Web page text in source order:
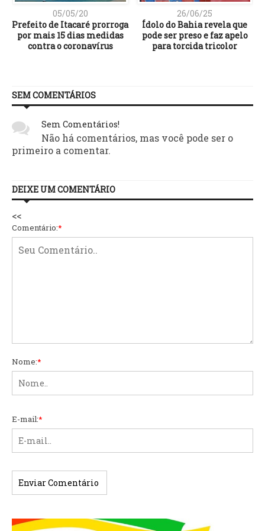
05/05/20
Prefeito de Itacaré prorroga
por mais 15 dias medidas
contra o coronavírus
26/06/25
Ídolo do Bahia revela que
pode ser preso e faz apelo
para torcida tricolor
SEM COMENTÁRIOS
Sem Comentários!
Não há comentários, mas você pode ser o
primeiro a comentar.
DEIXE UM COMENTÁRIO
<<
Comentário:*
Nome:*
E-mail:*